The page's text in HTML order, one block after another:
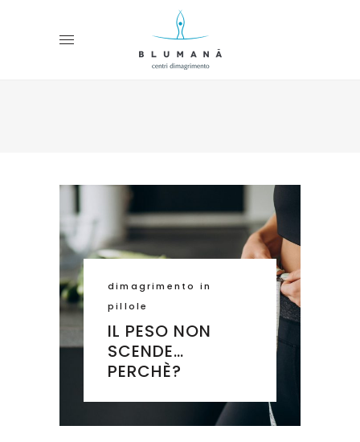
dimagrimento in
pillole
IL PESO NON
SCENDE…
PERCHÈ?